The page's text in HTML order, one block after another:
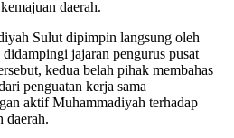
daerah.
Sulut dipimpin langsung oleh
jajaran pengurus pusat
kedua belah pihak membahas
penguatan kerja sama
aktif Muhammadiyah terhadap
daerah.